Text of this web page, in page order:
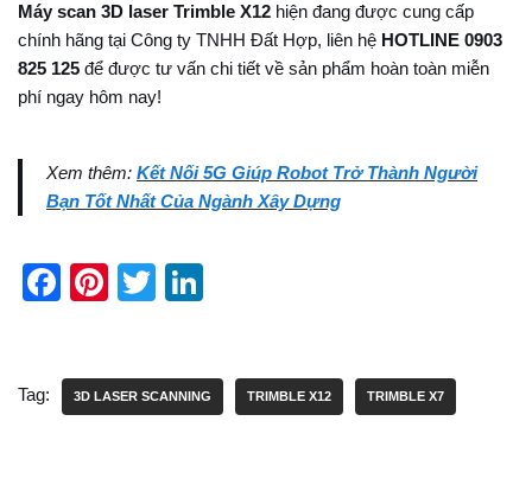
Máy scan 3D laser Trimble X12 hiện đang được cung cấp
chính hãng tại Công ty TNHH Đất Hợp, liên hệ HOTLINE 0903
825 125 để được tư vấn chi tiết về sản phẩm hoàn toàn miễn
phí ngay hôm nay!
Xem thêm: Kết Nối 5G Giúp Robot Trở Thành Người
Bạn Tốt Nhất Của Ngành Xây Dựng
F
e
Pi
e
T
er e
Tag: 3D LASER SCANNING TRIMBLE X12 TRIMBLE X7